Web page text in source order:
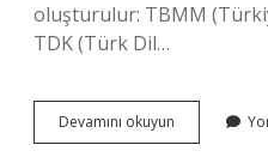
oluşturulur: TBMM
TDK (Türk Dil…
Devamını okuyun
Manasi